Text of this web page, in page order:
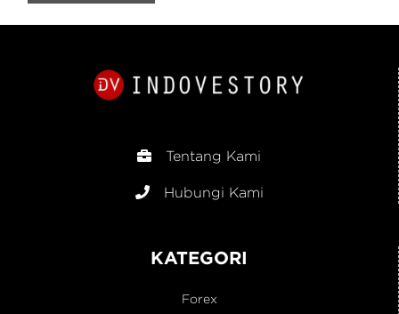
Tentang Kami
Hubungi Kami
KATEGORI
Forex